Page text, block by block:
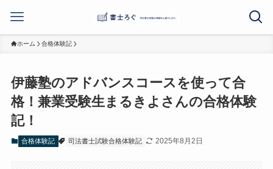
ホーム 合格体験記
伊藤塾のアドバンスコースを使って合
格！兼業受験生まるきよさんの合格体験
記！
合格体験記 司法書士試験合格体験記 2025年8月2日